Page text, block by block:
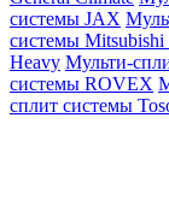
системы JAX
системы Mitsubishi
Heavy Мульти-
системы ROVEX
сплит системы